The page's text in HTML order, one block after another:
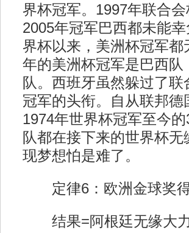
界杯冠军。1997年联合
2005年冠军巴西都未能
界杯以来，美洲杯冠军
年的美洲杯冠军是巴西
队。西班牙虽然躲过了
冠军的头衔。自从联邦
1974年世界杯冠军至今
队都在接下来的世界杯
现梦想怕是难了。
定律6：欧洲金球奖
结果=阿根廷无缘大力